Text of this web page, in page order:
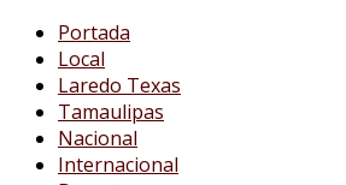
Portada
Local
Laredo Texas
Tamaulipas
Nacional
Internacional